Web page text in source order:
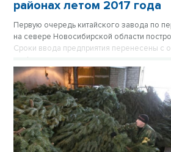
районах летом 2017 года
Первую очередь китайского завода по
на севере Новосибирской области
Сроки ввода предприятия перенесены с
с оформлением документов на участки,
предоставлены в аренду в рамках
этом сообщил руководитель департамента
региона Вячеслав Дубовицкий в пресс-
третьего января.